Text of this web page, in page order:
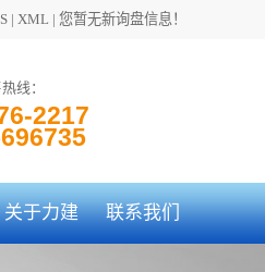
| XML | 您暂无新询盘信息！
线：
2217
关于力建 联系我们